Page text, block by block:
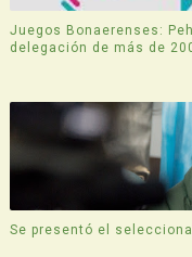
Juegos Bonaerenses:
delegación de más de
Se presentó el